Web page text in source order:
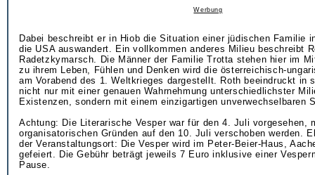
Werbung
Dabei beschreibt er in Hiob die Situation einer jüdischen Familie
die USA auswandert. Ein vollkommen anderes Milieu beschreibt
Radetzkymarsch. Die Männer der Familie Trotta stehen hier im
zu ihrem Leben, Fühlen und Denken wird die österreichisch-
am Vorabend des 1. Weltkrieges dargestellt. Roth beeindruckt in
nicht nur mit einer genauen Wahrnehmung unterschiedlichster
Existenzen, sondern mit einem einzigartigen unverwechselbaren
Achtung: Die Literarische Vesper war für den 4. Juli vorgesehen,
organisatorischen Gründen auf den 10. Juli verschoben werden.
der Veranstaltungsort: Die Vesper wird im Peter-Beier-Haus,
gefeiert. Die Gebühr beträgt jeweils 7 Euro inklusive einer
Pause.